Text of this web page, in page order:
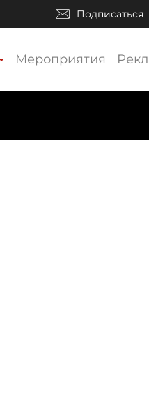
Подписаться
Мероприятия